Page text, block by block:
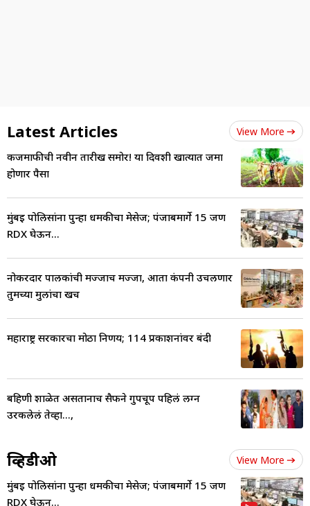
Latest Articles View More
कर्जमाफीची नवीन तारीख समोर! या दिवशी खात्यात जमा
होणार पैसा
मुंबई पोलिसांना पुन्हा धमकीचा मेसेज; पंजाबमार्गे 15 जण
RDX घेऊन...
नोकरदार पालकांची मज्जाच मज्जा, आता कंपनी उचलणार
तुमच्या मुलांचा खर्च
महाराष्ट्र सरकारचा मोठा निर्णय; 114 प्रकाशनांवर बंदी
बहिणी शाळेत असतानाच सैफने गुपचूप पहिलं लग्न
उरकलेलं तेव्हा...,
व्हिडीओ View More
मुंबई पोलिसांना पुन्हा धमकीचा मेसेज; पंजाबमार्गे 15 जण
RDX घेऊन...